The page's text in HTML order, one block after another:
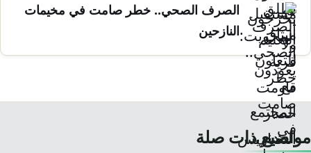
الصرف الصحي.. خطر صامت في مخيمات
النازحين
مواضيع ذات صلة